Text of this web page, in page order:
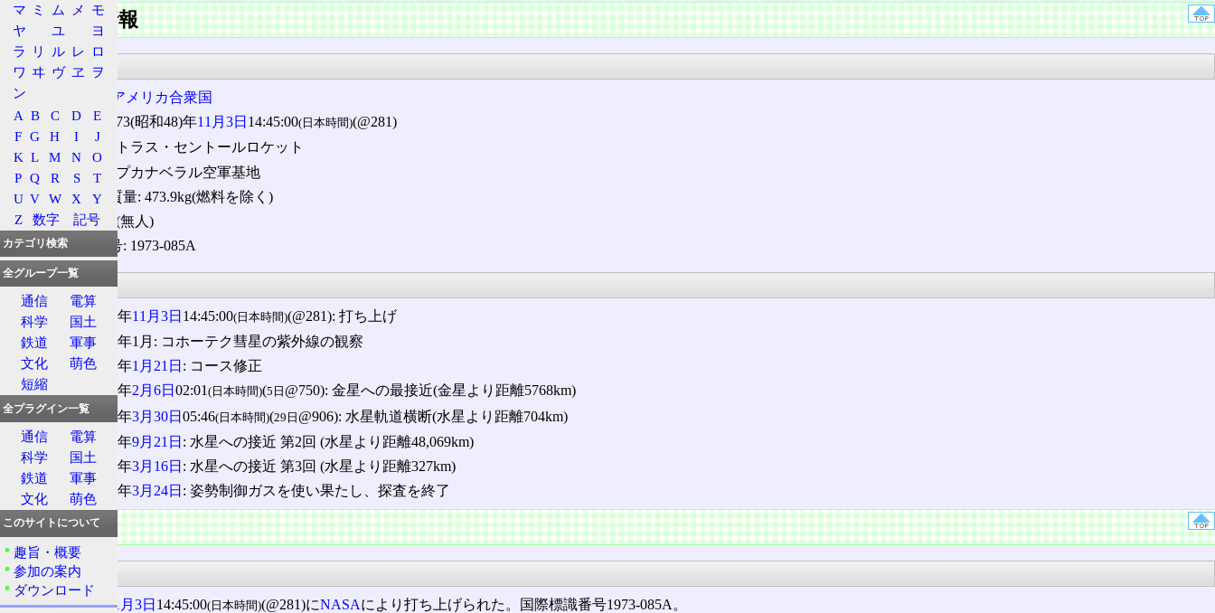
探査機の情報
基本情報
アメリカ合衆国
打ち上げ: 1973(昭和48)年11月3日 14:45:00(日本時間)(@281)
ロケット: アトラス・セントールロケット
発射台: ケープカナベラル空軍基地
打ち上げ時質量: 473.9kg(燃料を除く)
搭乗員: なし(無人)
国際標識番号: 1973-085A
沿革
1973(昭和48)年11月3日 14:45:00(日本時間)(@281): 打ち上げ
1974(昭和49)年1月: コホーテク彗星の紫外線の観察
1974(昭和49)年1月21日 : コース修正
1974(昭和49)年2月6日 02:01(日本時間)(5日 @750): 金星への最接近(金星より距離5768km)
1974(昭和49)年3月30日 05:46(日本時間)(29日 @906): 水星軌道横断(水星より距離704km)
1974(昭和49)年9月21日 : 水星への接近 第2回 (水星より距離48,069km)
1975(昭和50)年3月16日 : 水星への接近 第3回 (水星より距離327km)
1975(昭和50)年3月24日 : 姿勢制御ガスを使い果たし、探査を終了
特徴
探査
1973(昭和48)年11月3日 14:45:00(日本時間)(@281)にNASAにより打ち上げられた。国際標識番号1973-085A。
マ ミ ム メ
モ
ヤ
ユ
ヨ
ラ
リ ル レ ロ
ワ ヰ ヴ ヱ
ヲ
ン
A B C D
E
F G H I
J
K L M N
O
P Q R S
T
U V W X
Y
Z
数字 記号
カテゴリ検索
全グループ一覧
通信
電算
科学
国土
鉄道
軍事
文化
萌色
短縮
全プラグイン一覧
通信
電算
科学
国土
鉄道
軍事
文化
萌色
このサイトについて
趣旨・概要
参加の案内
ダウンロード